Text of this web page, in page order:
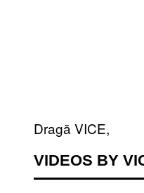
Dragă VICE,
VIDEOS BY